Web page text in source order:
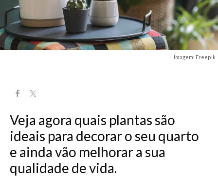
Imagem: Freepik
Veja agora quais plantas são
ideais para decorar o seu quarto
e ainda vão melhorar a sua
qualidade de vida.